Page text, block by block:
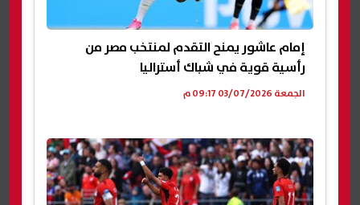
إمام عاشور يمنح التقدم لمنتخب مصر من
رأسية قوية في شباك أستراليا
الجمعة 03/07/2026 09:17 م